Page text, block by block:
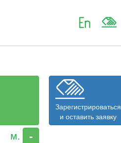
-
Зарегистрироваться
и оставить заявку